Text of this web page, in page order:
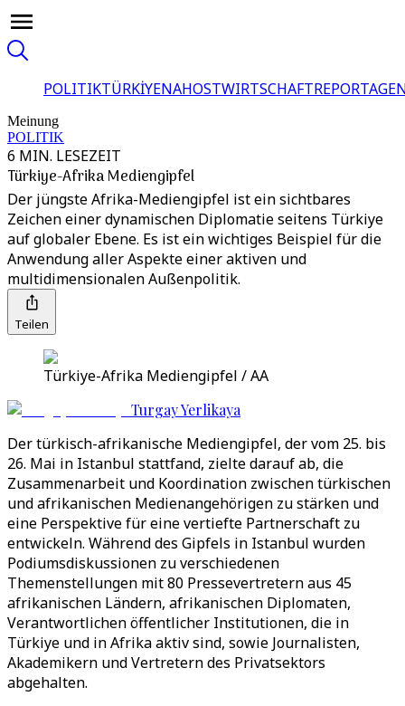
POLITIKTÜRKİYENAHOSTWIRTSCHAFT
Meinung
POLITIK
6 MIN. LESEZEIT
Türkiye-Afrika Mediengipfel
Der jüngste Afrika-Mediengipfel ist ein sichtbares
Zeichen einer dynamischen Diplomatie seitens Türkiye
auf globaler Ebene. Es ist ein wichtiges Beispiel für die
Anwendung aller Aspekte einer aktiven und
multidimensionalen Außenpolitik.
Teilen
Türkiye-Afrika Mediengipfel / AA
Turgay Yerlikaya
Der türkisch-afrikanische Mediengipfel, der vom 25. bis
26. Mai in Istanbul stattfand, zielte darauf ab, die
Zusammenarbeit und Koordination zwischen türkischen
und afrikanischen Medienangehörigen zu stärken und
eine Perspektive für eine vertiefte Partnerschaft zu
entwickeln. Während des Gipfels in Istanbul wurden
Podiumsdiskussionen zu verschiedenen
Themenstellungen mit 80 Pressevertretern aus 45
afrikanischen Ländern, afrikanischen Diplomaten,
Verantwortlichen öffentlicher Institutionen, die in
Türkiye und in Afrika aktiv sind, sowie Journalisten,
Akademikern und Vertretern des Privatsektors
abgehalten.